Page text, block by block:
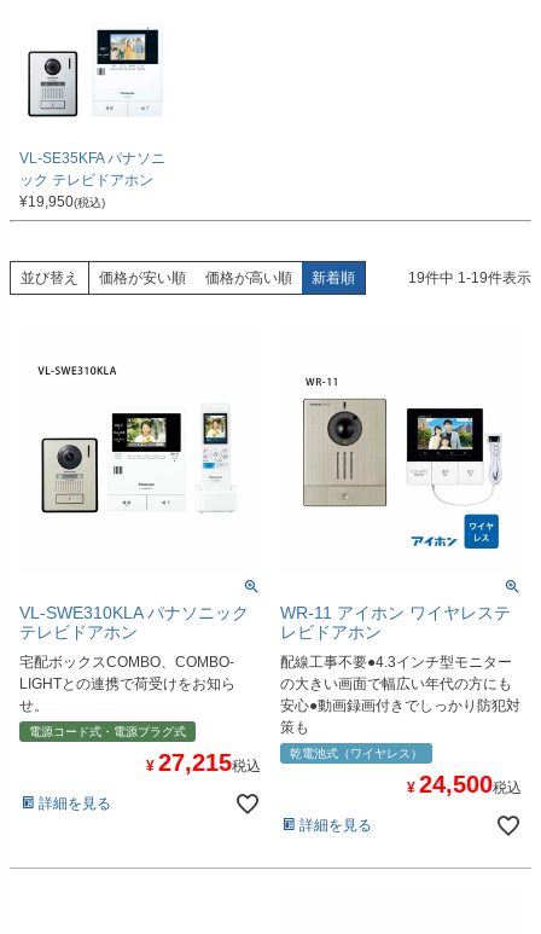
VL-SE35KFA パナソニ
ック テレビドアホン
¥19,950(税込)
並び替え 価格が安い順 価格が高い順 新着順 19件中 1-19件表示
VL-SWE310KLA パナソニック
テレビドアホン
宅配ボックスCOMBO、COMBO-
LIGHTとの連携で荷受けをお知ら
せ。
電源コード式・電源プラグ式
¥ 27,215税込
詳細を見る
WR-11 アイホン ワイヤレステ
レビドアホン
配線工事不要●4.3インチ型モニター
の大きい画面で幅広い年代の方にも
安心●動画録画付きでしっかり防犯対
策も
乾電池式（ワイヤレス）
¥ 24,500税込
詳細を見る